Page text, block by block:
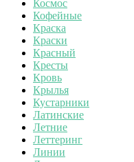
Космос
Кофейные
Краска
Краски
Красный
Кресты
Кровь
Крылья
Кустарники
Латинские
Летние
Леттеринг
Линии